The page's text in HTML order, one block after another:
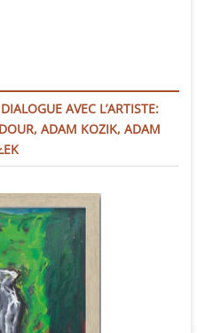
AVEC L’ARTISTE:
ADAM KOZIK, ADAM